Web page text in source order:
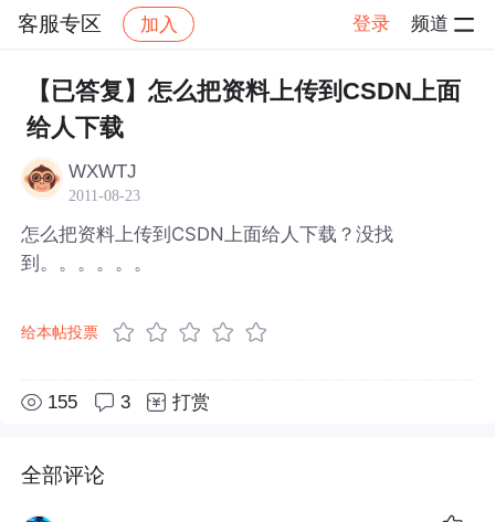
客服专区 加入 登录 频道
社区 客服专区 帖子详情
【已答复】怎么把资料上传到CSDN上面
给人下载
WXWTJ
2011-08-23
怎么把资料上传到CSDN上面给人下载？没找
到。。。。。。
给本帖投票
155 3 打赏
全部评论